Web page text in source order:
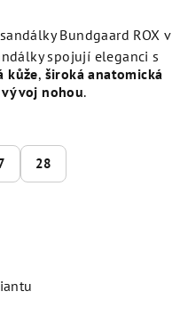
Bundgaard ROX v
spojují eleganci s
kůže, široká anatomická
nohou.
28